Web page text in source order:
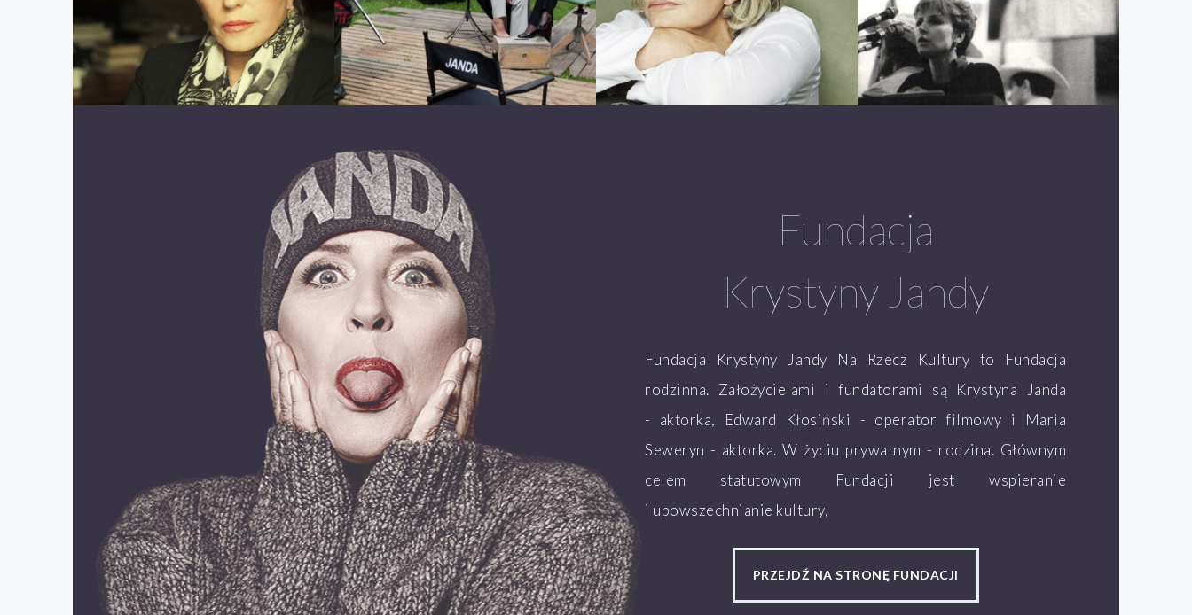
Fundacja
Krystyny Jandy
Fundacja Krystyny Jandy Na Rzecz Kultury to Fundacja
rodzinna. Założycielami i fundatorami są Krystyna Janda
- aktorka, Edward Kłosiński - operator filmowy i Maria
Seweryn - aktorka. W życiu prywatnym - rodzina. Głównym
celem statutowym Fundacji jest wspieranie
i upowszechnianie kultury,
PRZEJDŹ NA STRONĘ FUNDACJI